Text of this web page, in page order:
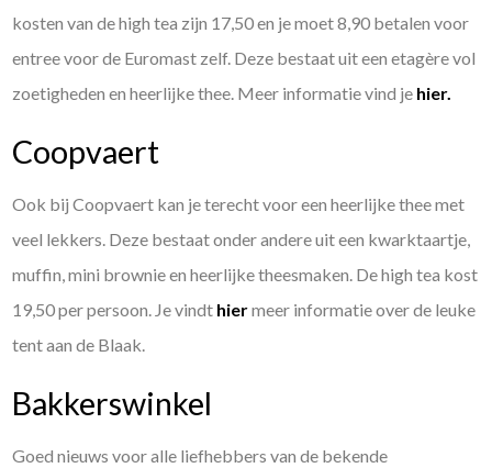
kosten van de high tea zijn 17,50 en je moet 8,90 betalen voor
entree voor de Euromast zelf. Deze bestaat uit een etagère vol
zoetigheden en heerlijke thee. Meer informatie vind je hier.
Coopvaert
Ook bij Coopvaert kan je terecht voor een heerlijke thee met
veel lekkers. Deze bestaat onder andere uit een kwarktaartje,
muffin, mini brownie en heerlijke theesmaken. De high tea kost
19,50 per persoon. Je vindt hiermeer informatie over de leuke
tent aan de Blaak.
Bakkerswinkel
Goed nieuws voor alle liefhebbers van de bekende